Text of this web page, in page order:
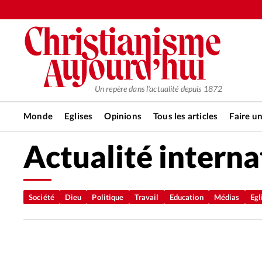
Un repère dans l'actualité depuis 1872
Monde Eglises Opinions Tous les articles Faire
RUBRIQUES
Tous les articles
Actualité
Actualité
Société Dieu Politique Travail Education Médias